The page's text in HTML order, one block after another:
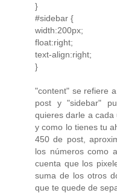
}
#sidebar {
width:200px;
float:right;
text-align:right;
}
"content" se refiere
post y "sidebar"
quieres darle a cada
y como lo tienes tu
450 de post,
los números como
cuenta que los
suma de los otros
que te quede de